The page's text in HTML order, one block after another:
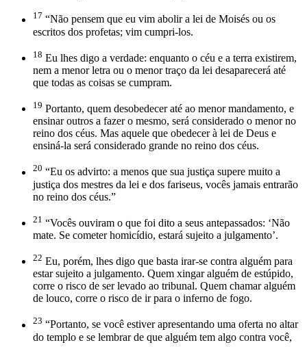
17 “Não pensem que eu vim abolir a lei de Moisés ou os
escritos dos profetas; vim cumpri-los.
18 Eu lhes digo a verdade: enquanto o céu e a terra existirem,
nem a menor letra ou o menor traço da lei desaparecerá até
que todas as coisas se cumpram.
19 Portanto, quem desobedecer até ao menor mandamento, e
ensinar outros a fazer o mesmo, será considerado o menor no
reino dos céus. Mas aquele que obedecer à lei de Deus e
ensiná-la será considerado grande no reino dos céus.
20 “Eu os advirto: a menos que sua justiça supere muito a
justiça dos mestres da lei e dos fariseus, vocês jamais entrarão
no reino dos céus.”
21 “Vocês ouviram o que foi dito a seus antepassados: ‘Não
mate. Se cometer homicídio, estará sujeito a julgamento’.
22 Eu, porém, lhes digo que basta irar-se contra alguém para
estar sujeito a julgamento. Quem xingar alguém de estúpido,
corre o risco de ser levado ao tribunal. Quem chamar alguém
de louco, corre o risco de ir para o inferno de fogo.
23 “Portanto, se você estiver apresentando uma oferta no altar
do templo e se lembrar de que alguém tem algo contra você,